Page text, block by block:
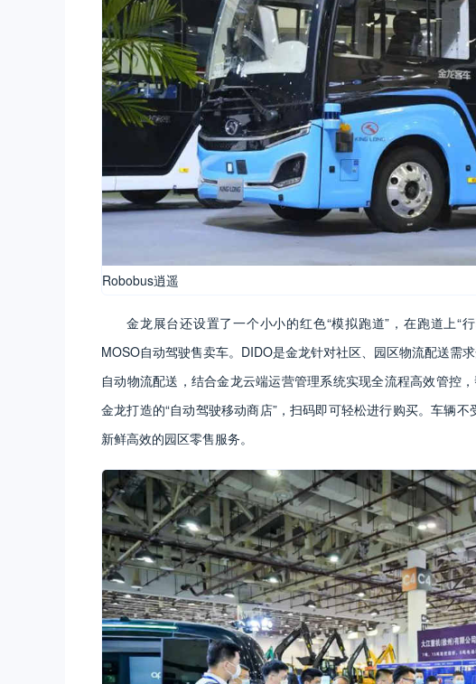
Robobus逍遥
金龙展台还设置了一个小小的红色“模拟跑道”，在跑道上“
MOSO自动驾驶售卖车。DIDO是金龙针对社区、园区物流配送需
自动物流配送，结合金龙云端运营管理系统实现全流程高效管控
金龙打造的“自动驾驶移动商店”，扫码即可轻松进行购买。车辆
新鲜高效的园区零售服务。